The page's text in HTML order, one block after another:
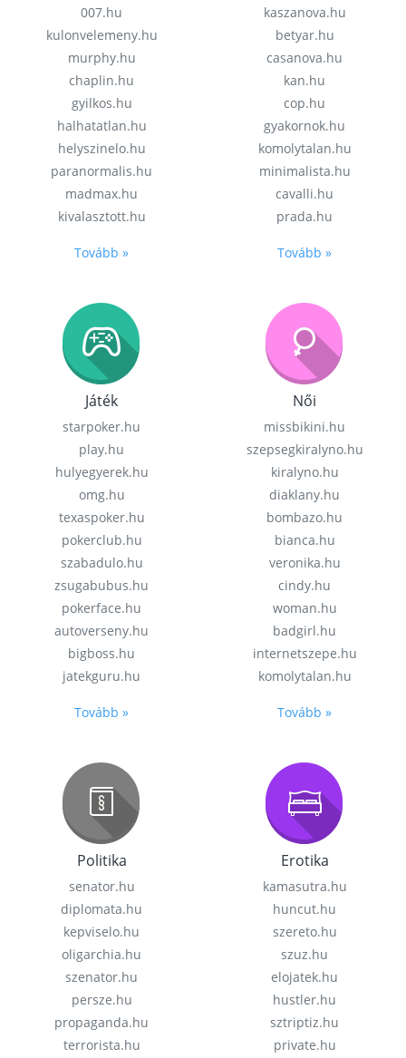
007.hu
kulonvelemeny.hu
murphy.hu
chaplin.hu
gyilkos.hu
halhatatlan.hu
helyszinelo.hu
paranormalis.hu
madmax.hu
kivalasztott.hu
Tovább »
kaszanova.hu
betyar.hu
casanova.hu
kan.hu
cop.hu
gyakornok.hu
komolytalan.hu
minimalista.hu
cavalli.hu
prada.hu
Tovább »
Játék
starpoker.hu
play.hu
hulyegyerek.hu
omg.hu
texaspoker.hu
pokerclub.hu
szabadulo.hu
zsugabubus.hu
pokerface.hu
autoverseny.hu
bigboss.hu
jatekguru.hu
Tovább »
Női
missbikini.hu
szepsegkiralyno.hu
kiralyno.hu
diaklany.hu
bombazo.hu
bianca.hu
veronika.hu
cindy.hu
woman.hu
badgirl.hu
internetszepe.hu
komolytalan.hu
Tovább »
Politika
senator.hu
diplomata.hu
kepviselo.hu
oligarchia.hu
szenator.hu
persze.hu
propaganda.hu
terrorista.hu
Erotika
kamasutra.hu
huncut.hu
szereto.hu
szuz.hu
elojatek.hu
hustler.hu
sztriptiz.hu
private.hu